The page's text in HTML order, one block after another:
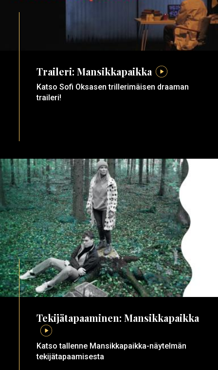
Traileri: Mansikkapaikka
Katso Sofi Oksasen trillerimäisen draaman
traileri!
Tekijätapaaminen: Mansikkapaikka
Katso tallenne Mansikkapaikka-näytelmän
tekijätapaamisesta